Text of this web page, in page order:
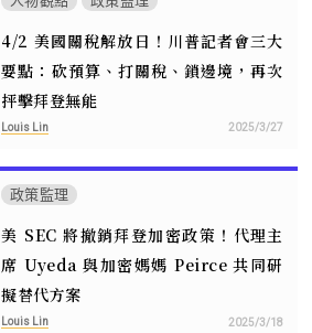
4/2 美國關稅解放日！川普記者會三大
要點：砍預算、打關稅、鎖邊境，再次
抨擊拜登無能
Louis Lin 2025/3/27
政策監理
美 SEC 將撤銷拜登加密政策！代理主
席 Uyeda 與加密媽媽 Peirce 共同研
擬替代方案
Louis Lin 2025/3/18